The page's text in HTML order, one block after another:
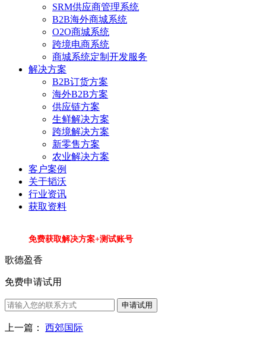
SRM供应商管理系统
B2B海外商城系统
O2O商城系统
跨境电商系统
商城系统定制开发服务
解决方案
B2B订货方案
海外B2B方案
供应链方案
生鲜解决方案
跨境解决方案
新零售方案
农业解决方案
客户案例
关于韬沃
行业资讯
获取资料
免费获取解决方案+测试账号
歌德盈香
免费申请试用
申请试用
上一篇： 西郊国际